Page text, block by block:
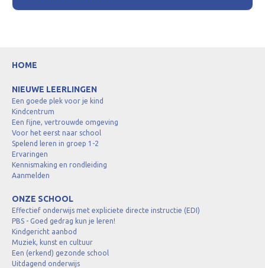
HOME
NIEUWE LEERLINGEN
Een goede plek voor je kind
Kindcentrum
Een fijne, vertrouwde omgeving
Voor het eerst naar school
Spelend leren in groep 1-2
Ervaringen
Kennismaking en rondleiding
Aanmelden
ONZE SCHOOL
Effectief onderwijs met expliciete directe instructie (EDI)
PBS - Goed gedrag kun je leren!
Kindgericht aanbod
Muziek, kunst en cultuur
Een (erkend) gezonde school
Uitdagend onderwijs